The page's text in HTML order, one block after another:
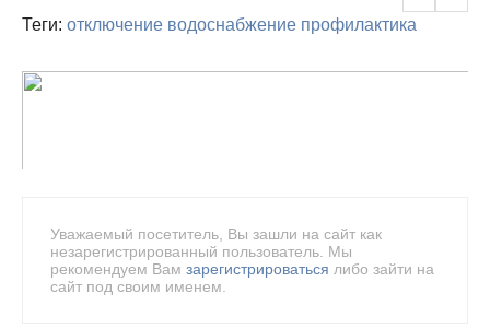
Теги: отключение водоснабжение профилактика
Уважаемый посетитель, Вы зашли на сайт как
незарегистрированный пользователь. Мы
рекомендуем Вам зарегистрироваться либо зайти на
сайт под своим именем.